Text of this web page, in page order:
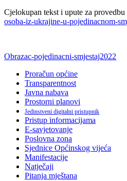
Cjelokupan tekst i upute za
osoba-iz-ukrajine-u-pojedinacnom-
Obrazac-pojedinacni-smjestaj2022
Proračun općine
Transparentnost
Javna nabava
Prostorni planovi
Jedinstveni digitalni pristupnik
Pristup informacijama
E-savjetovanje
Poslovna zona
Sjednice Općinskog vijeća
Manifestacije
Natječaji
Pitanja mještana